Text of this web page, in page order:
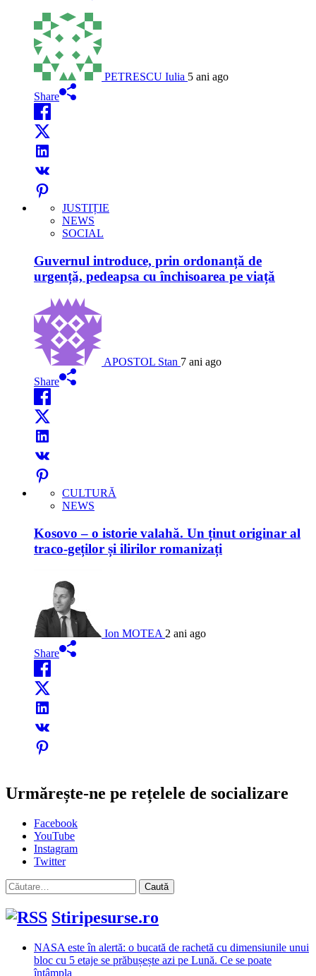
PETRESCU Iulia 5 ani ago
Share
JUSTIȚIE
NEWS
SOCIAL
Guvernul introduce, prin ordonanță de
urgență, pedeapsa cu închisoarea pe viață
APOSTOL Stan 7 ani ago
Share
CULTURĂ
NEWS
Kosovo – o istorie valahă. Un ținut originar al
traco-geților și ilirilor romanizați
Ion MOTEA 2 ani ago
Share
Urmărește-ne pe rețelele de socializare
Facebook
YouTube
Instagram
Twitter
Caută
după:
Stiripesurse.ro
NASA este în alertă: o bucată de rachetă cu dimensiunile unui
bloc cu 5 etaje se prăbușește azi pe Lună. Ce se poate
întâmpla